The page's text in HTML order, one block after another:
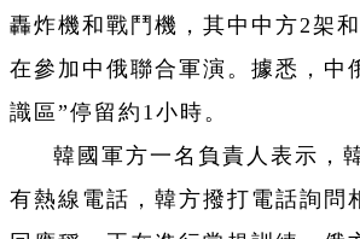
轟炸機和戰鬥機，其中中方2架
在參加中俄聯合軍演。據悉，中
識區”停留約1小時。
韓國軍方一名負責人表示，
有熱線電話，韓方撥打電話詢問